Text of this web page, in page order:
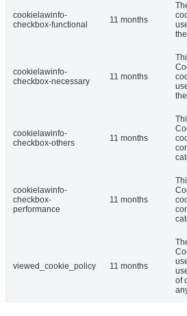
cookielawinfo-
checkbox-functional
11 months
cookielawinfo-
checkbox-necessary
11 months
cookielawinfo-
checkbox-others
11 months
cookielawinfo-
checkbox-
performance
11 months
viewed_cookie_policy 11 months
of